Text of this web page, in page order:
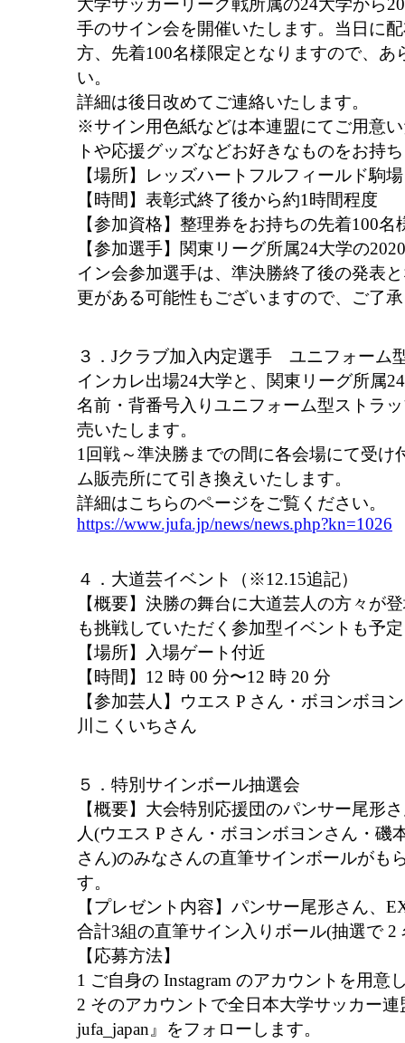
大学サッカーリーグ戦所属の24大学から
手のサイン会を開催いたします。当日に
方、先着100名様限定となりますので、あ
い。
詳細は後日改めてご連絡いたします。
※サイン用色紙などは本連盟にてご用意
トや応援グッズなどお好きなものをお持
【場所】レッズハートフルフィールド駒場
【時間】表彰式終了後から約1時間程度
【参加資格】整理券をお持ちの先着100名
【参加選手】関東リーグ所属24大学の
イン会参加選手は、準決勝終了後の発表
更がある可能性もございますので、ご了
３．Jクラブ加入内定選手 ユニフォーム
インカレ出場24大学と、関東リーグ所属
名前・背番号入りユニフォーム型ストラ
売いたします。
1回戦～準決勝までの間に各会場にて受け
ム販売所にて引き換えいたします。
詳細はこちらのページをご覧ください。
https://www.jufa.jp/news/news.php?kn=1026
４．大道芸イベント（※12.15追記）
【概要】決勝の舞台に大道芸人の方々が
も挑戦していただく参加型イベントも予
【場所】入場ゲート付近
【時間】12 時 00 分〜12 時 20 分
【参加芸人】ウエス P さん・ボヨンボヨ
川こくいちさん
５．特別サインボール抽選会
【概要】大会特別応援団のパンサー尾形
人(ウエス P さん・ボヨンボヨンさん・磯
さん)のみなさんの直筆サインボールがも
す。
【プレゼント内容】パンサー尾形さん、
合計3組の直筆サイン入りボール(抽選で 2
【応募方法】
1 ご自身の Instagram のアカウントを用意
2 そのアカウントで全日本大学サッカー
jufa_japan』をフォローします。